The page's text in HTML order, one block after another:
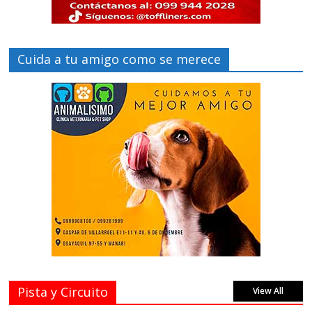
Cuida a tu amigo como se merece
Pista y Circuito View All